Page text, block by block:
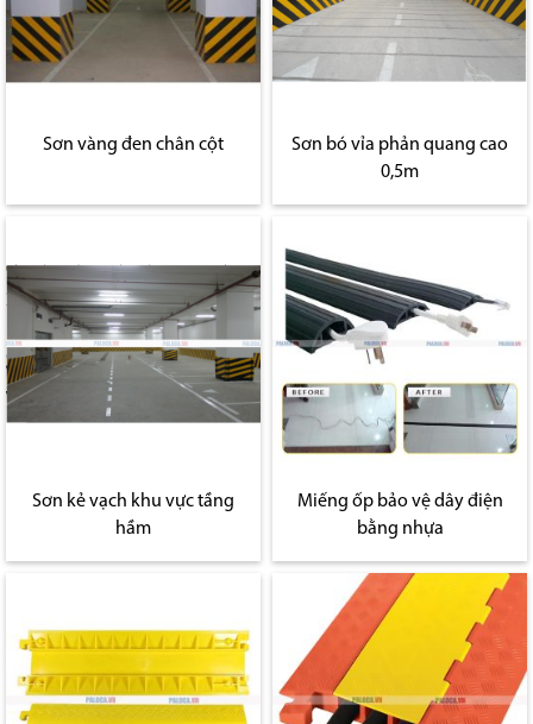
Sơn vàng đen chân cột
Sơn bó vỉa phản quang cao
0,5m
Sơn kẻ vạch khu vực tầng
hầm
Miếng ốp bảo vệ dây điện
bằng nhựa